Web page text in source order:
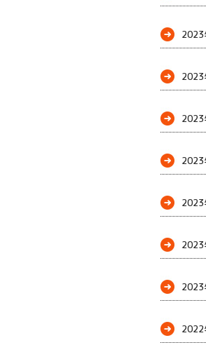
2023
2023
2023
2023
2023
2023
2023
2022